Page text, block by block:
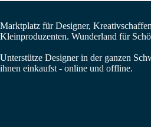
Marktplatz für Designer,
Kleinproduzenten. Wunderland für
Unterstütze Designer in der ganzen
ihnen einkaufst - online und offline.